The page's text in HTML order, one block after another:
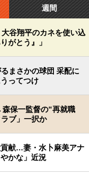
週間
谷翔平のカネを使い込
がとう』」
まさかの球団 采配に
ってつけ
保一監督の“再就職
ブ」一択か
献…妻・水卜麻美アナ
かな」近況